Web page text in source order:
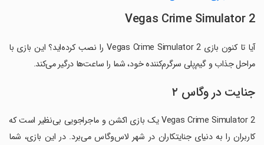
Vegas Crime Simulator 2
آیا تا کنون بازی Vegas Crime Simulator 2 را نصب کرده‌اید؟ این بازی با
مراحل جذاب و گیم‌پلی سرگرم‌کننده خود، شما را ساعت‌ها درگیر می‌کند.
جنایت در وگاس ۲
Vegas Crime Simulator 2 یک بازی اکشن و ماجراجویی بی‌نظیر است که
کاربران را به دنیای جنایتکاران در شهر لاس‌وگاس می‌برد. در این بازی، شما